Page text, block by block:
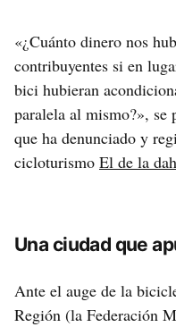
«¿Cuánto dinero nos
contribuyentes si en
bici hubieran
paralela al mismo?», se
que ha denunciado y
cicloturismo El de la
Una ciudad que
Ante el auge de la
Región (la Federación